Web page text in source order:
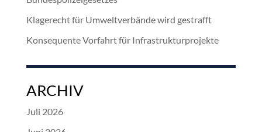
Klagerecht für Umweltverbände wird gestrafft
Konsequente Vorfahrt für Infrastrukturprojekte
ARCHIV
Juli 2026